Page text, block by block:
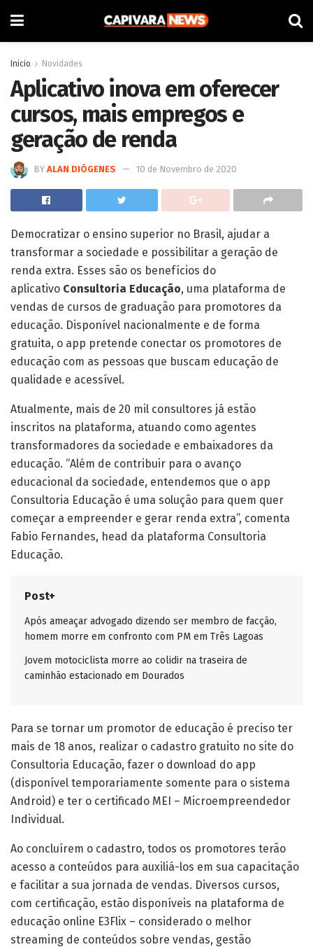
Inicio Novidades
Aplicativo inova em oferecer
cursos, mais empregos e
geração de renda
BY ALAN DIÓGENES 10 de Novembro de 2020
Democratizar o ensino superior no Brasil, ajudar a
transformar a sociedade e possibilitar a geração de
renda extra. Esses são os benefícios do
aplicativo Consultoria Educação, uma plataforma de
vendas de cursos de graduação para promotores da
educação. Disponível nacionalmente e de forma
gratuita, o app pretende conectar os promotores de
educação com as pessoas que buscam educação de
qualidade e acessível.
Atualmente, mais de 20 mil consultores já estão
inscritos na plataforma, atuando como agentes
transformadores da sociedade e embaixadores da
educação. “Além de contribuir para o avanço
educacional da sociedade, entendemos que o app
Consultoria Educação é uma solução para quem quer
começar a empreender e gerar renda extra”, comenta
Fabio Fernandes, head da plataforma Consultoria
Educação.
Post+
Após ameaçar advogado dizendo ser membro de facção,
homem morre em confronto com PM em Três Lagoas
Jovem motociclista morre ao colidir na traseira de
caminhão estacionado em Dourados
Para se tornar um promotor de educação é preciso ter
mais de 18 anos, realizar o cadastro gratuito no site do
Consultoria Educação, fazer o download do app
(disponível temporariamente somente para o sistema
Android) e ter o certificado MEI – Microempreendedor
Individual.
Ao concluírem o cadastro, todos os promotores terão
acesso a conteúdos para auxiliá-los em sua capacitação
e facilitar a sua jornada de vendas. Diversos cursos,
com certificação, estão disponíveis na plataforma de
educação online E3Flix – considerado o melhor
streaming de conteúdos sobre vendas, gestão